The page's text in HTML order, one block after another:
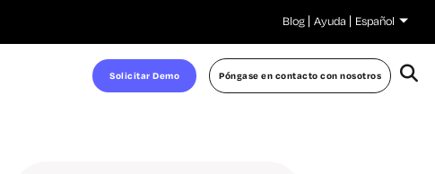
Blog Ayuda Español
Solicitar Demo Póngase en contacto con nosotros